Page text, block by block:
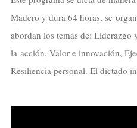
Madero y dura 64 horas, se
abordan los temas de:
la acción, Valor e innovación,
Resiliencia personal. El dictado